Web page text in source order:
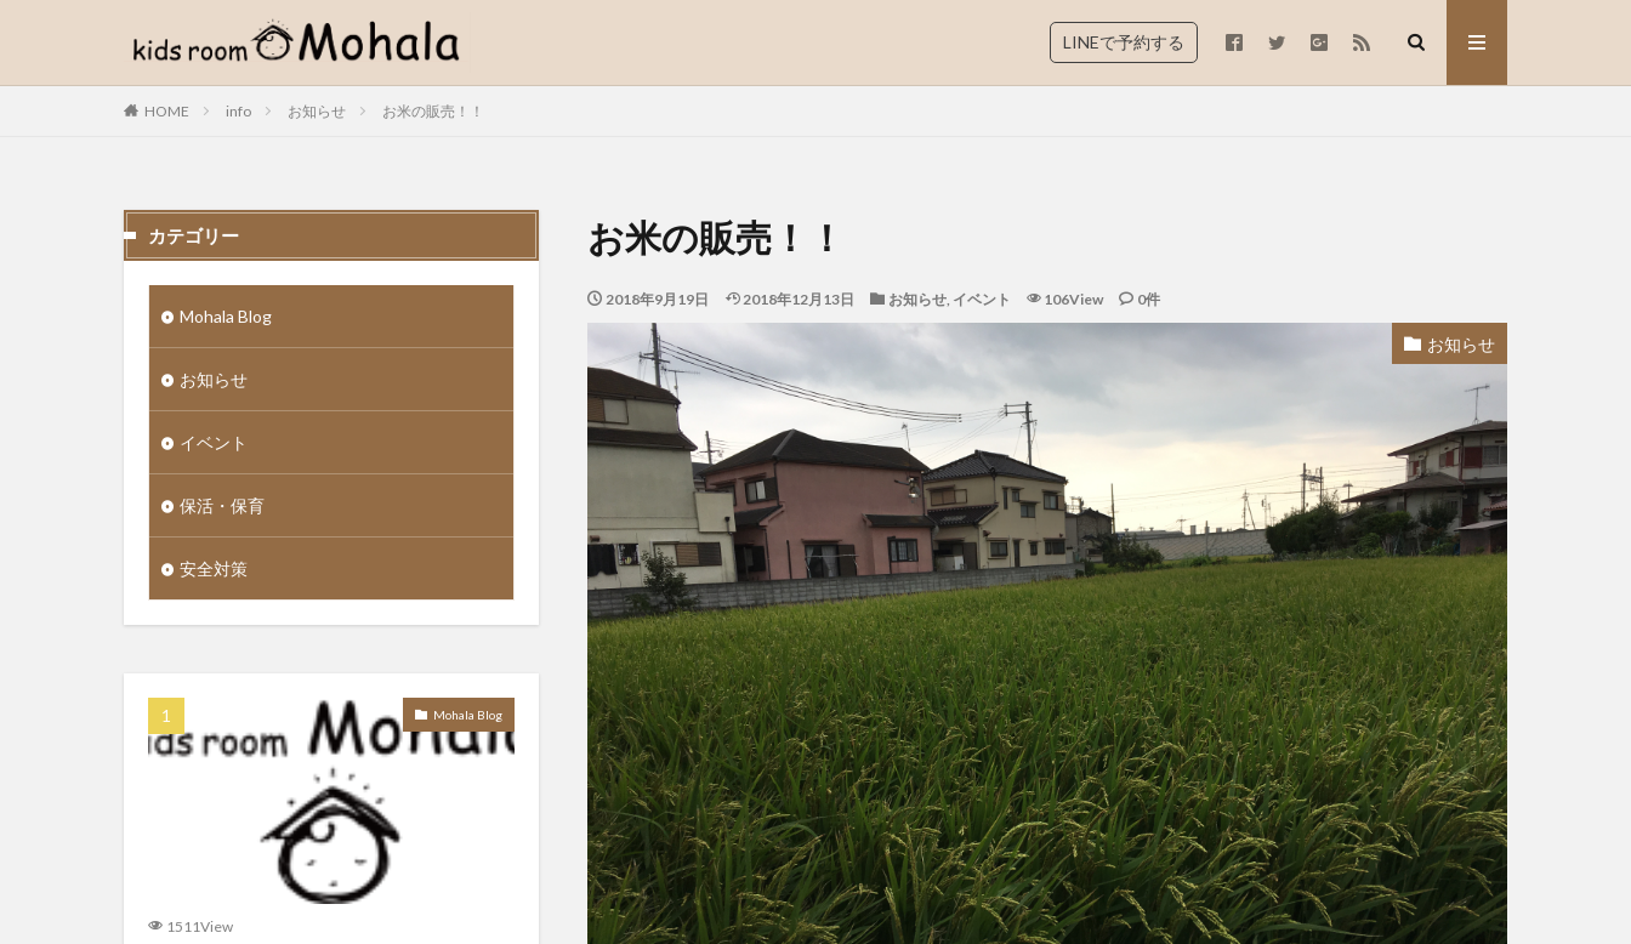
LINEで予約する
HOME info お知らせ お米の販売！！
お米の販売！！
2018年9月19日 2018年12月13日 お知らせ, イベント 106View 0件
お知らせ
カテゴリー
Mohala Blog
お知らせ
イベント
保活・保育
安全対策
Mohala Blog
1511View